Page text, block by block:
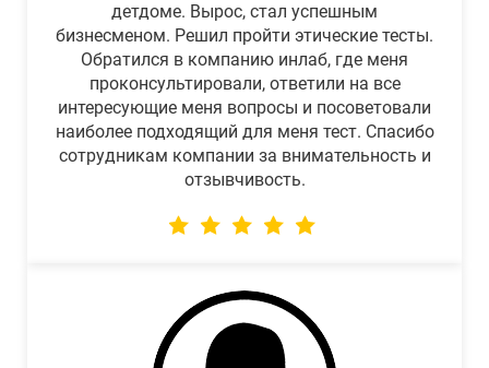
детдоме. Вырос, стал успешным
бизнесменом. Решил пройти этические тесты.
Обратился в компанию инлаб, где меня
проконсультировали, ответили на все
интересующие меня вопросы и посоветовали
наиболее подходящий для меня тест. Спасибо
сотрудникам компании за внимательность и
отзывчивость.